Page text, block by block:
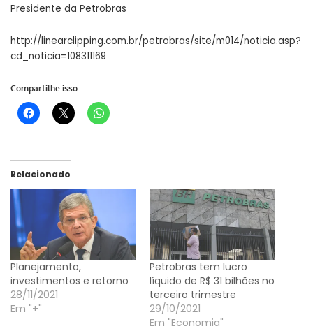
Presidente da Petrobras
http://linearclipping.com.br/petrobras/site/m014/noticia.asp?
cd_noticia=108311169
Compartilhe isso:
Relacionado
Planejamento,
investimentos e retorno
28/11/2021
Em "+"
Petrobras tem lucro
líquido de R$ 31 bilhões no
terceiro trimestre
29/10/2021
Em "Economia"